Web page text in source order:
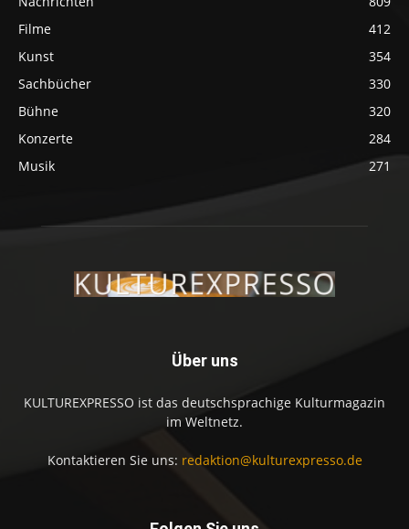
Filme
412
Kunst
354
Sachbücher
330
Bühne
320
Konzerte
284
Musik
271
Über uns
KULTUREXPRESSO ist das deutschsprachige Kulturmagazin
im Weltnetz.
Kontaktieren Sie uns: redaktion@kulturexpresso.de